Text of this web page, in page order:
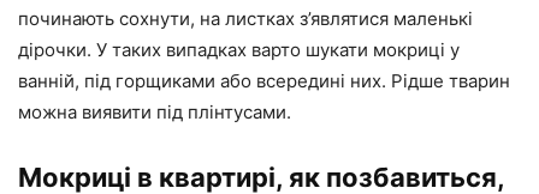
починають сохнути, на листках з’являтися маленькі
дірочки. У таких випадках варто шукати мокриці у
ванній, під горщиками або всередині них. Рідше тварин
можна виявити під плінтусами.
Мокриці в квартирі, як позбавиться,